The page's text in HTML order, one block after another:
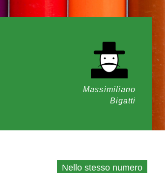
Massimiliano
Bigatti
Nello stesso numero